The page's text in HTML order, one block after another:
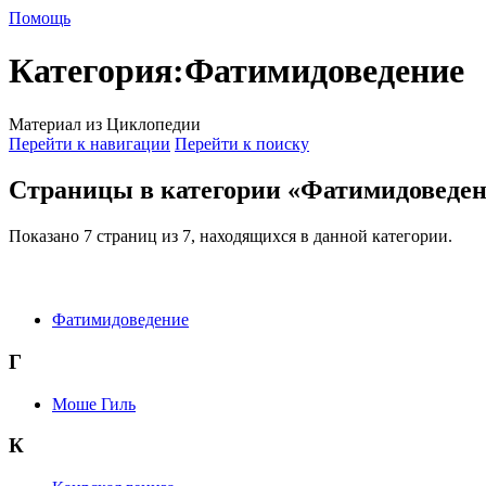
Помощь
Категория:Фатимидоведение
Материал из Циклопедии
Перейти к навигации Перейти к поиску
Страницы в категории
Показано 7 страниц из 7, находящихся в данной категории.
Фатимидоведение
Г
Моше Гиль
К